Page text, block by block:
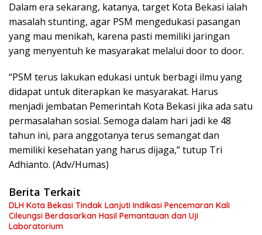
Dalam era sekarang, katanya, target Kota Bekasi ialah
masalah stunting, agar PSM mengedukasi pasangan
yang mau menikah, karena pasti memiliki jaringan
yang menyentuh ke masyarakat melalui door to door.
“PSM terus lakukan edukasi untuk berbagi ilmu yang
didapat untuk diterapkan ke masyarakat. Harus
menjadi jembatan Pemerintah Kota Bekasi jika ada satu
permasalahan sosial. Semoga dalam hari jadi ke 48
tahun ini, para anggotanya terus semangat dan
memiliki kesehatan yang harus dijaga,” tutup Tri
Adhianto. (Adv/Humas)
Berita Terkait
DLH Kota Bekasi Tindak Lanjuti Indikasi Pencemaran Kali
Cileungsi Berdasarkan Hasil Pemantauan dan Uji
Laboratorium